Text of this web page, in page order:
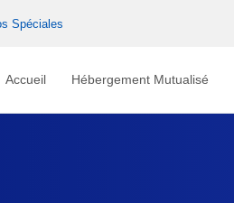
Spéciales
Accueil Hébergement Mutualisé